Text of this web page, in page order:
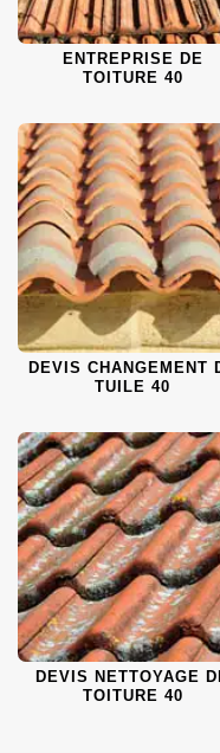
ENTREPRISE DE
TOITURE 40
DEVIS CHANGEMENT
TUILE 40
DEVIS NETTOYAGE
TOITURE 40